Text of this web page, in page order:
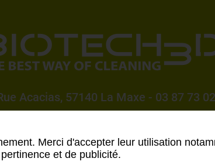
Merci d'accepter leur utilisation
et de publicité.
Acacias, 57140 La Maxe - 03 87 73